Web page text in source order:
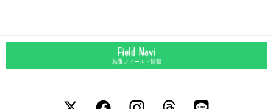
厳選フィールド情報